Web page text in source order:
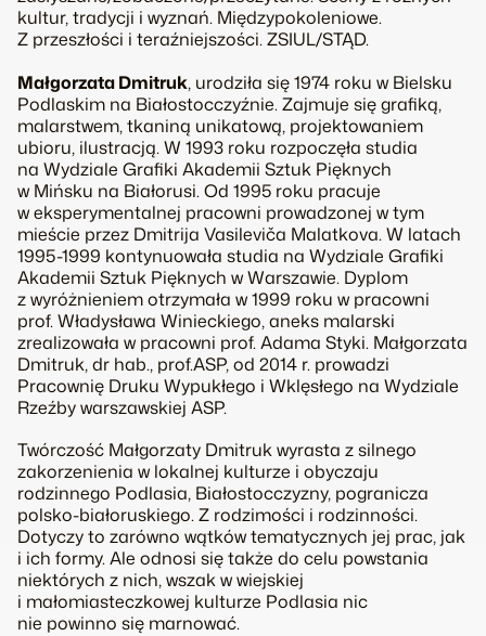
kultur, tradycji i wyznań. Międzypokoleniowe.
Z przeszłości i teraźniejszości. ZSIUL/STĄD.
Małgorzata Dmitruk, urodziła się 1974 roku w Bielsku
Podlaskim na Białostocczyźnie. Zajmuje się grafiką,
malarstwem, tkaniną unikatową, projektowaniem
ubioru, ilustracją. W 1993 roku rozpoczęła studia
na Wydziale Grafiki Akademii Sztuk Pięknych
w Mińsku na Białorusi. Od 1995 roku pracuje
w eksperymentalnej pracowni prowadzonej w tym
mieście przez Dmitrija Vasileviča Malatkova. W latach
1995-1999 kontynuowała studia na Wydziale Grafiki
Akademii Sztuk Pięknych w Warszawie. Dyplom
z wyróżnieniem otrzymała w 1999 roku w pracowni
prof. Władysława Winieckiego, aneks malarski
zrealizowała w pracowni prof. Adama Styki. Małgorzata
Dmitruk, dr hab., prof.ASP, od 2014 r. prowadzi
Pracownię Druku Wypukłego i Wklęsłego na Wydziale
Rzeźby warszawskiej ASP.
Twórczość Małgorzaty Dmitruk wyrasta z silnego
zakorzenienia w lokalnej kulturze i obyczaju
rodzinnego Podlasia, Białostocczyzny, pogranicza
polsko-białoruskiego. Z rodzimości i rodzinności.
Dotyczy to zarówno wątków tematycznych jej prac, jak
i ich formy. Ale odnosi się także do celu powstania
niektórych z nich, wszak w wiejskiej
i małomiasteczkowej kulturze Podlasia nic
nie powinno się marnować.